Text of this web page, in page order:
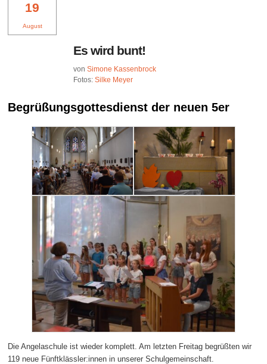
19
August
Es wird bunt!
vonSimone Kassenbrock
Fotos:Silke Meyer
Begrüßungsgottesdienst der neuen 5er
Die Angelaschule ist wieder komplett. Am letzten Freitag begrüßten wir
119 neue Fünftklässler:innen in unserer Schulgemeinschaft.